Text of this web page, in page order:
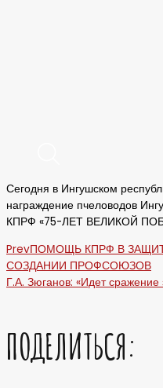
Сегодня в Ингушском
награждение пчеловодов
КПРФ «75-ЛЕТ ВЕЛИКОЙ
PrevПОМОЩЬ КПРФ В
СОЗДАНИИ ПРОФСОЮЗОВ
Г.А. Зюганов: «Идет
ПОДЕЛИТЬСЯ: